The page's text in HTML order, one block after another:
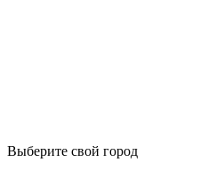
Выберите свой город